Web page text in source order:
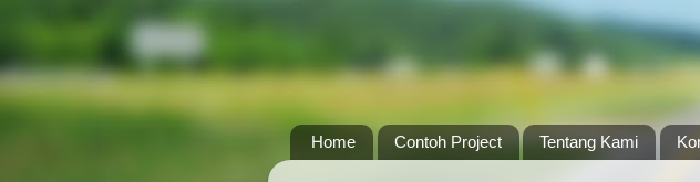
Home Contoh Project Tentang Kami